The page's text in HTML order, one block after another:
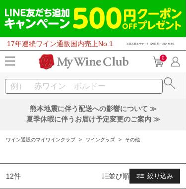
17年連続ワイン通販国内売上No.1
0
熊本地震に伴う配送への影響について ≫
夏季休暇に伴うお届け予定変更のご案内 ≫
ワイン通販のマイワインクラブ > ワイングッズ > その他
12件 絞り込み
並び順